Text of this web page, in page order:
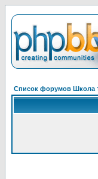
Список форумов Школа